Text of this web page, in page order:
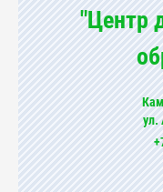
"Центр
ул.